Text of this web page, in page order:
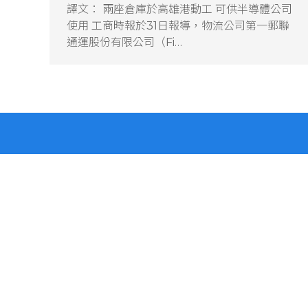
譯文： 兩座倉庫於高雄港動工 可供半導體公司
使用 工商時報於31日報導，物流公司第一郵聯
通運股份有限公司（Fi…